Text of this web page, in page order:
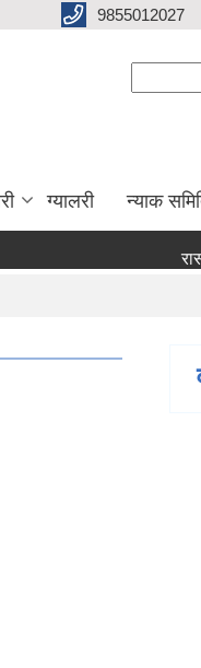
9855012027
ग्यालरी न्याक